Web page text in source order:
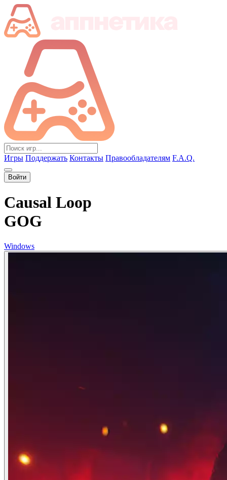
Игры Поддержать Контакты Правообладателям F.A.Q.
Войти
Causal Loop
GOG
Windows